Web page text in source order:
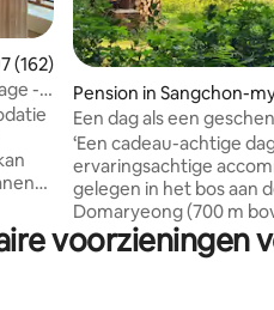
beoordeling van 4,97 op
(162)
-
een
Pension in Sangchon-
n, Yeongdong-gun
Een dag als een
bos, Jimuji-san)
‘Een cadeau-achtige
ervaringsachtige
gelegen in het bos aan
Domaryeong (700 m
in Mt. We hebben het
(Dalbat House, 2005)
voorzieningen